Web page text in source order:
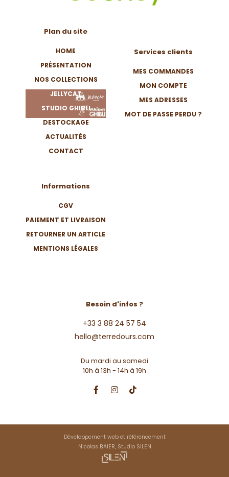
Plan du site
HOME
PRÉSENTATION
NOS COLLECTIONS
JELLYCAT
STUDIO GHIBLI
DESTOCKAGE
ACTUALITÉS
CONTACT
Informations
CGV
PAIEMENT ET LIVRAISON
RETOURNER UN ARTICLE
MENTIONS LÉGALES
Services clients
MES COMMANDES
MON COMPTE
MES ADRESSES
MOT DE PASSE PERDU ?
Besoin d'infos ?
+33 3 88 24 57 54
hello@terredours.com
Du mardi au samedi
10h à 13h - 14h à 19h
Développement web et référencement
Nicolas BAIER, Studio SILEN